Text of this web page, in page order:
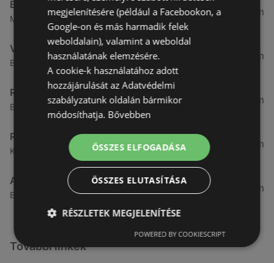
Benu Gyógyszertárak
Malompatak U.10, 9400 Sopron
2,55 km
Vianni
Bánfalvi út 14., 9400 Sopron
3,57 km
Rossmann
Bánfalvi út 6-8., 9400 Sopron
3,83 km
Rossmann
Kodály Zoltán tér 16. 16., 9400 Sopron
4,19 km
Alma Gyógyszertárak
Béke út 4., 9400 Sopron
4,6 km
További linkek
megjelenítésére (például a Facebookon, a
Google-on és más harmadik felek
weboldalain), valamint a weboldal
használatának elemzésére.
A cookie-k használatához adott
hozzájárulását az Adatvédelmi
szabályzatunk oldalán bármikor
módosíthatja. Bővebben
ÖSSZES ELFOGADÁSA
ÖSSZES ELUTASÍTÁSA
RÉSZLETEK MEGJELENÍTÉSE
POWERED BY COOKIESCRIPT